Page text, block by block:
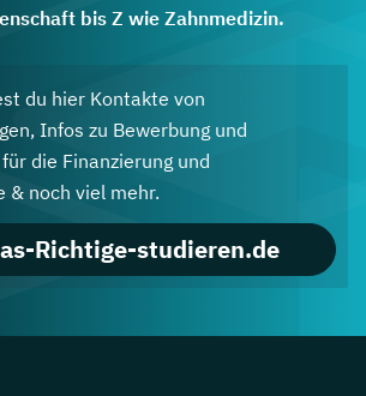
bis Z wie Zahnmedizin.
du hier Kontakte von
Infos zu Bewerbung und
die Finanzierung und
& noch viel mehr.
Richtige-studieren.de